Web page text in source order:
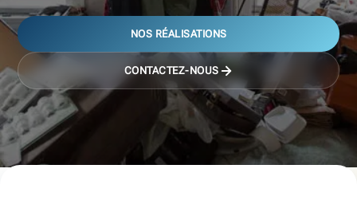
NOS RÉALISATIONS
CONTACTEZ-NOUS